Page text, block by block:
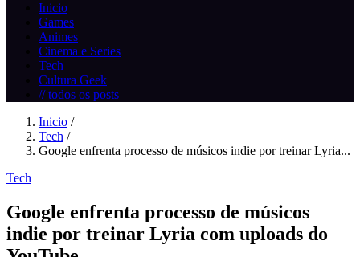
Inicio
Games
Animes
Cinema e Series
Tech
Cultura Geek
// todos os posts
Inicio /
Tech /
Google enfrenta processo de músicos indie por treinar Lyria...
Tech
Google enfrenta processo de músicos
indie por treinar Lyria com uploads do